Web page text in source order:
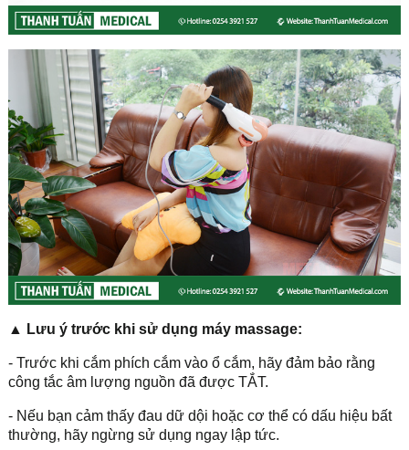
▲ Lưu ý trước khi sử dụng máy massage:
- Trước khi cắm phích cắm vào ổ cắm, hãy đảm bảo rằng
công tắc âm lượng nguồn đã được TẮT.
- Nếu bạn cảm thấy đau dữ dội hoặc cơ thể có dấu hiệu bất
thường, hãy ngừng sử dụng ngay lập tức.